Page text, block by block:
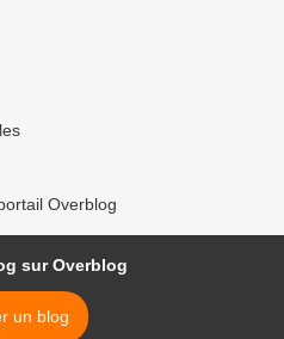
Overblog
sur Overblog
un blog